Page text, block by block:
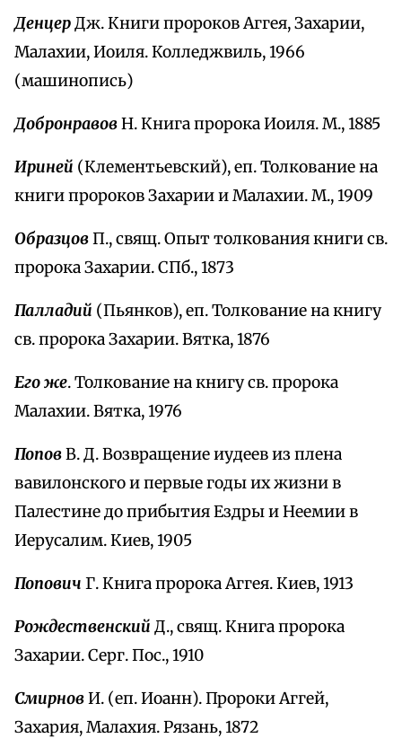
ДенцерДж. Книги пророков Аггея, Захарии,
Малахии, Иоиля. Колледжвиль, 1966
(машинопись)
ДобронравовН. Книга пророка Иоиля. М., 1885
Ириней (Клементьевский), еп. Толкование на
книги пророков Захарии и Малахии. М., 1909
ОбразцовП., свящ. Опыт толкования книги св.
пророка Захарии. СПб., 1873
Палладий (Пьянков), еп. Толкование на книгу
св. пророка Захарии. Вятка, 1876
Его же. Толкование на книгу св. пророка
Малахии. Вятка, 1976
ПоповВ. Д. Возвращение иудеев из плена
вавилонского и первые годы их жизни в
Палестине до прибытия Ездры и Неемии в
Иерусалим. Киев, 1905
Попович Г. Книга пророка Аггея. Киев, 1913
Рождественский Д., свящ. Книга пророка
Захарии. Серг. Пос., 1910
СмирновИ. (еп. Иоанн). Пророки Аггей,
Захария, Малахия. Рязань, 1872